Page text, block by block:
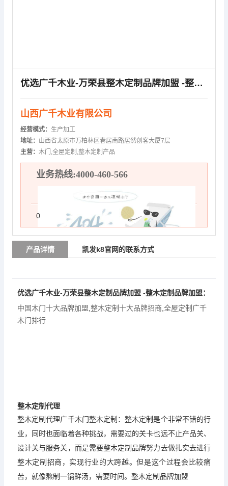
优选广千木业-万荣县整木定制品牌加盟 -整木定制品牌加盟
山西广千木业有限公司
经营模式： 生产加工
地址： 山西省太原市万柏林区春居南路居然创客大厦7层
主营： 木门,全屋定制,整木定制产品
业务热线:4000-460-566
0
产品详情 凯发k8官网的联系方式
优选广千木业-万荣县整木定制品牌加盟 -整木定制品牌加盟：
中国木门十大品牌加盟 整木定制十大品牌招商 全屋定制广千
木门排行
整木定制代理
整木定制代理广千木门整木定制：整木定制是个非常不错的行
业，同时也面临着各种挑战，需要过的关卡也远不止产品关、
设计关与服务关，而是需要整木定制品牌努力去做扎实去进行
整木定制招商，实现行业的大跨越。但是这个过程会比较痛
苦，就像熬制一锅鲜汤，需要时间。整木定制品牌加盟